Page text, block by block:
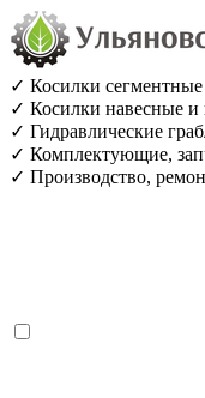
✓ Косилки сегментные
✓ Косилки навесные
✓ Гидравлические
✓ Комплектующие,
✓ Производство,